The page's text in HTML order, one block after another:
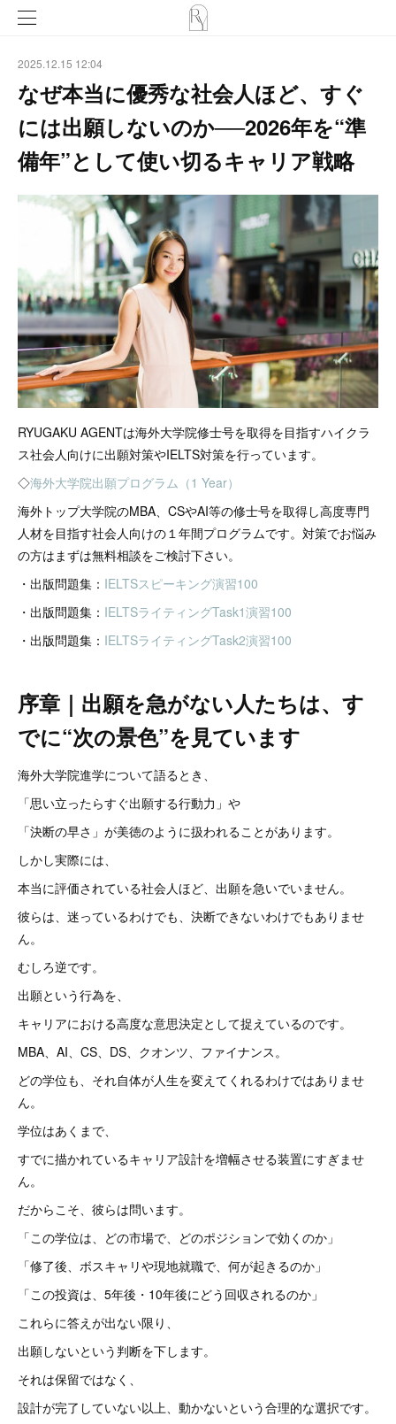
2025.12.15 12:04
なぜ本当に優秀な社会人ほど、すぐ
には出願しないのか──2026年を“準
備年”として使い切るキャリア戦略
RYUGAKU AGENTは海外大学院修士号を取得を目指すハイクラ
ス社会人向けに出願対策やIELTS対策を行っています。
◇海外大学院出願プログラム（1 Year）
海外トップ大学院のMBA、CSやAI等の修士号を取得し高度専門
人材を目指す社会人向けの１年間プログラムです。対策でお悩み
の方はまずは無料相談をご検討下さい。
・出版問題集： IELTSスピーキング演習100
・出版問題集： IELTSライティングTask1演習100
・出版問題集： IELTSライティングTask2演習100
序章｜出願を急がない人たちは、す
でに“次の景色”を見ています
海外大学院進学について語るとき、
「思い立ったらすぐ出願する行動力」や
「決断の早さ」が美徳のように扱われることがあります。
しかし実際には、
本当に評価されている社会人ほど、出願を急いでいません。
彼らは、迷っているわけでも、決断できないわけでもありませ
ん。
むしろ逆です。
出願という行為を、
キャリアにおける高度な意思決定として捉えているのです。
MBA、AI、CS、DS、クオンツ、ファイナンス。
どの学位も、それ自体が人生を変えてくれるわけではありませ
ん。
学位はあくまで、
すでに描かれているキャリア設計を増幅させる装置にすぎませ
ん。
だからこそ、彼らは問います。
「この学位は、どの市場で、どのポジションで効くのか」
「修了後、ボスキャリや現地就職で、何が起きるのか」
「この投資は、5年後・10年後にどう回収されるのか」
これらに答えが出ない限り、
出願しないという判断を下します。
それは保留ではなく、
設計が完了していない以上、動かないという合理的な選択です。